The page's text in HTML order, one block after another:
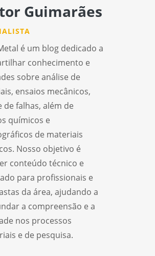
Guimarães
é um blog dedicado a
conhecimento e
sobre análise de
ensaios mecânicos,
de falhas, além de
químicos e
de materiais
Nosso objetivo é
conteúdo técnico e
para profissionais e
da área, ajudando a
a compreensão e a
nos processos
e de pesquisa.